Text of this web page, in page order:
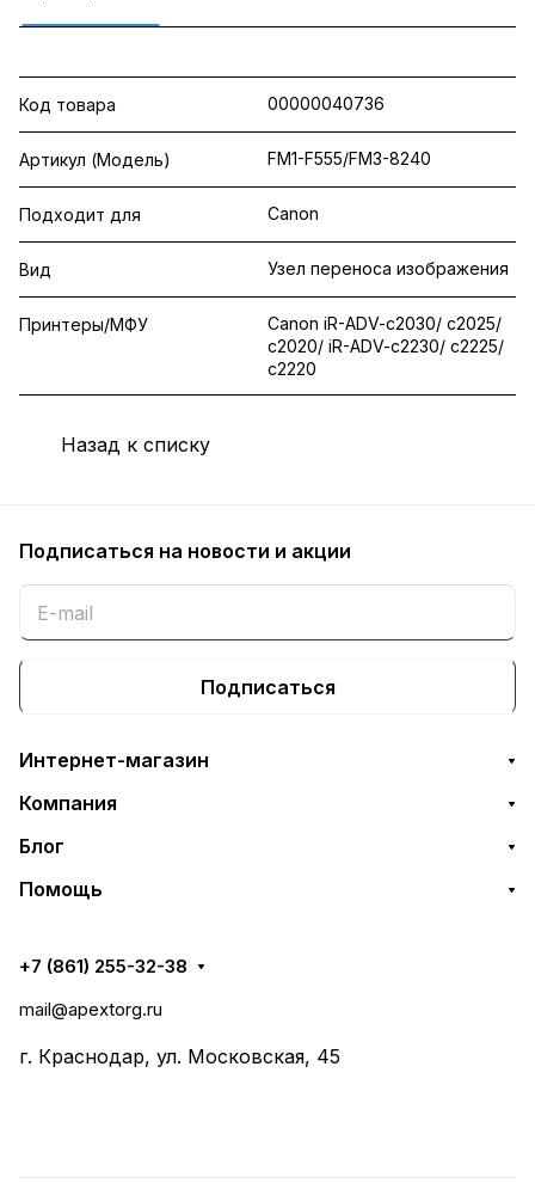
Код товара 00000040736
Артикул (Модель) FM1-F555/FM3-8240
Подходит для Canon
Вид Узел переноса изображения
Принтеры/МФУ
Canon iR-ADV-c2030/ c2025/
c2020/ iR-ADV-c2230/ c2225/
c2220
Назад к списку
Подписаться на новости и акции
Подписаться
Интернет-магазин
Компания
Блог
Помощь
+7 (861) 255-32-38
mail@apextorg.ru
г. Краснодар, ул. Московская, 45